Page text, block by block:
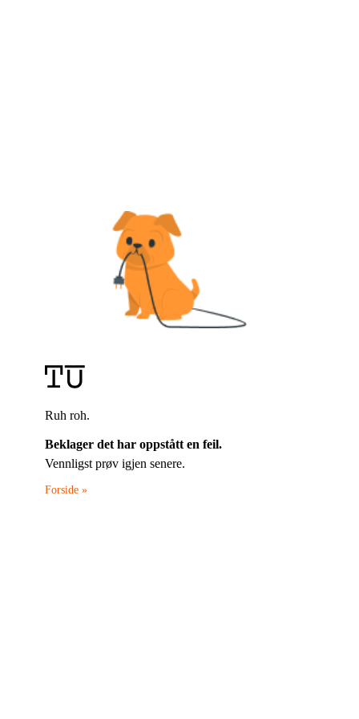
Ruh roh.
Beklager det har oppstått en feil.
Vennligst prøv igjen senere.
Forside »